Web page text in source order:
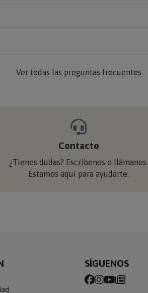
Ver todas las preguntas frecuentes
Contacto
¿Tienes dudas? Escríbenos o llámanos.
Estamos aquí para ayudarte.
SÍGUENOS